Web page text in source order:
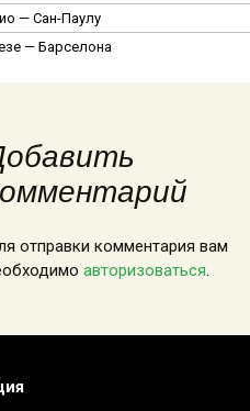
— Сан-Паулу
— Барселона
отправки комментария вам
авторизоваться.